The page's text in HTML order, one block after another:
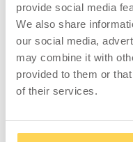
provide social media
We also share
our social media,
may combine it with
provided to them or
of their services.